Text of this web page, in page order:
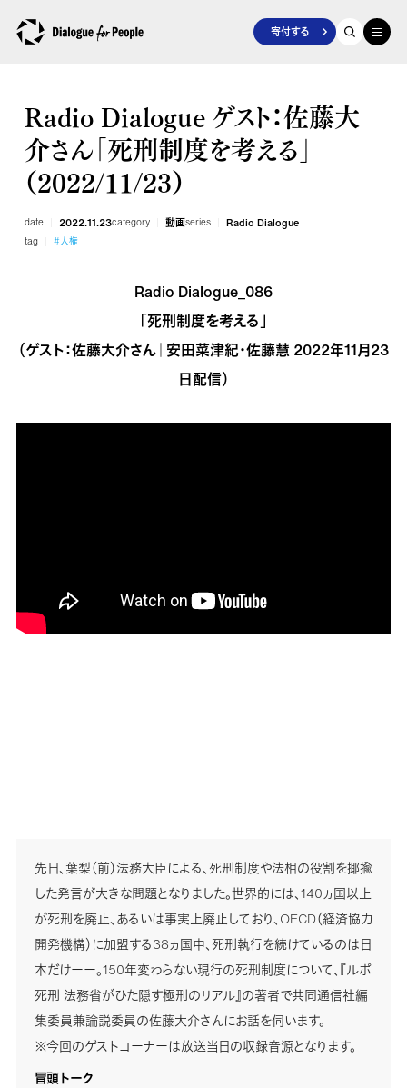
寄付する
Radio Dialogue ゲスト：佐藤大
介さん「死刑制度を考える」
（2022/11/23）
date 2022.11.23category 動画series Radio Dialogue
tag #人権
Radio Dialogue_086
「死刑制度を考える」
（ゲスト：佐藤大介さん｜安田菜津紀・佐藤慧 2022年11月23
日配信）
先日、葉梨（前）法務大臣による、死刑制度や法相の役割を揶揄
した発言が大きな問題となりました。世界的には、140ヵ国以上
が死刑を廃止、あるいは事実上廃止しており、OECD（経済協力
開発機構）に加盟する38ヵ国中、死刑執行を続けているのは日
本だけーー。150年変わらない現行の死刑制度について、『ルポ
死刑 法務省がひた隠す極刑のリアル』の著者で共同通信社編
集委員兼論説委員の佐藤大介さんにお話を伺います。
※今回のゲストコーナーは放送当日の収録音源となります。
冒頭トーク